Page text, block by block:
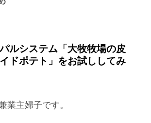
ルシステム「大牧牧場の皮
ドポテト」をお試ししてみ
業主婦子です。